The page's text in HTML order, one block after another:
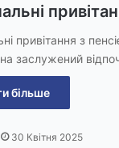
привітання з
заслужений
більше
30 Квітня 2025